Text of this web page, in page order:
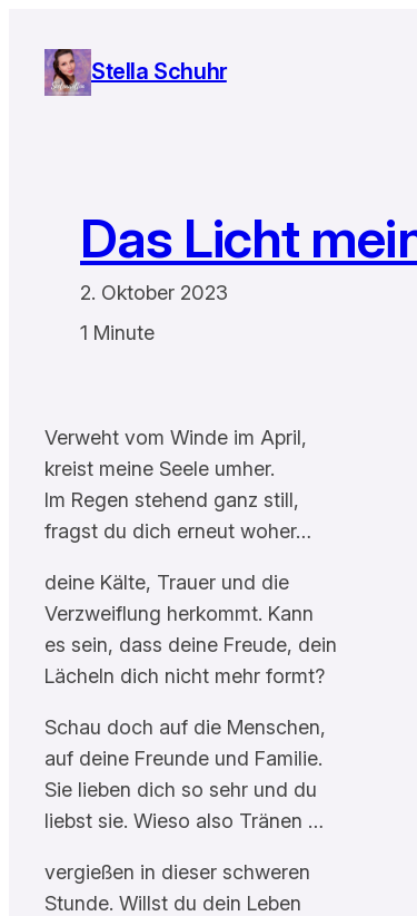
Inhalt
springen
Stella Schuhr
Das Licht
2. Oktober 2023
1 Minute
Verweht vom Winde im April,
kreist meine Seele umher.
Im Regen stehend ganz still,
fragst du dich erneut woher…
deine Kälte, Trauer und die
Verzweiflung herkommt. Kann
es sein, dass deine Freude, dein
Lächeln dich nicht mehr formt?
Schau doch auf die Menschen,
auf deine Freunde und Familie.
Sie lieben dich so sehr und du
liebst sie. Wieso also Tränen …
vergießen in dieser schweren
Stunde. Willst du dein Leben